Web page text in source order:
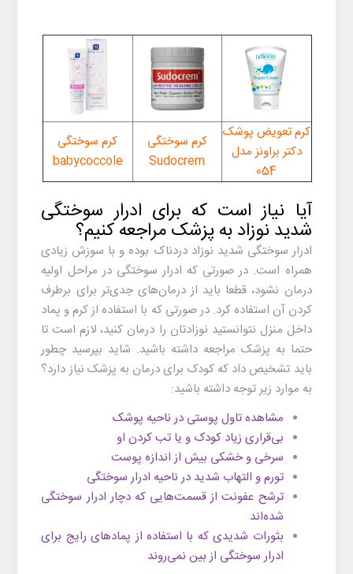
کرم تعویض پوشک
دکتر براونز مدل
054
کرم سوختگی
Sudocrem
کرم سوختگی
babycoccole
آیا نیاز است که برای ادرار سوختگی
شدید نوزاد به پزشک مراجعه کنیم؟
ادرار سوختگی شدید نوزاد دردناک بوده و با سوزش زیادی
همراه است. در صورتی که ادرار سوختگی در مراحل اولیه
درمان نشود، قطعا باید از درمان‌های جدی‌تر برای برطرف
کردن آن استفاده کرد. در صورتی که با استفاده از کرم و پماد
داخل منزل نتوانستید نوزادتان را درمان کنید، لازم است تا
حتما به پزشک مراجعه داشته باشید. شاید بپرسید چطور
باید تشخیص داد که کودک برای درمان به پزشک نیاز دارد؟
به موارد زیر توجه داشته باشید:
مشاهده تاول پوستی در ناحیه پوشک
بی‌قراری زیاد کودک و یا تب کردن او
سرخی و خشکی بیش از اندازه پوست
تورم و التهاب شدید در ناحیه ادرار سوختگی
ترشح عفونت از قسمت‌هایی که دچار ادرار سوختگی
شده‌اند
بثورات شدیدی که با استفاده از پمادهای رایج برای
ادرار سوختگی از بین نمی‌روند